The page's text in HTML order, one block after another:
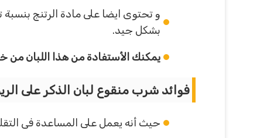
بشكل جيد.
يمكنك الأستفادة من هذا اللبان من
فوائد شرب منقوع لبان الذكر على
حيث أنه يعمل على المساعدة فى